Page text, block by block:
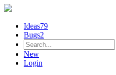
Ideas79
Bugs2
New
Login